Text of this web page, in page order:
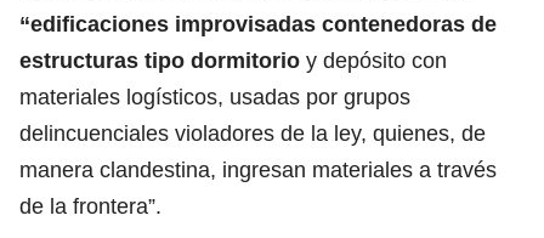
“edificaciones improvisadas contenedoras de
estructuras tipo dormitorio y depósito con
materiales logísticos, usadas por grupos
delincuenciales violadores de la ley, quienes, de
manera clandestina, ingresan materiales a través
de la frontera”.